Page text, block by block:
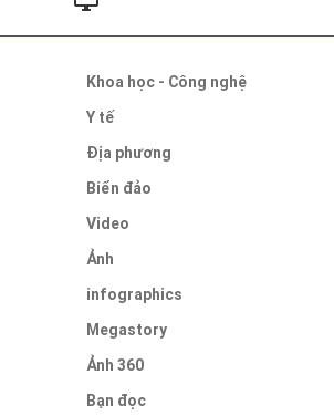
Khoa học - Công nghệ
Y tế
Địa phương
Biển đảo
Video
Ảnh
infographics
Megastory
Ảnh 360
Bạn đọc